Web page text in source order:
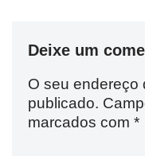
Deixe um
O seu endereço
publicado.
marcados com *